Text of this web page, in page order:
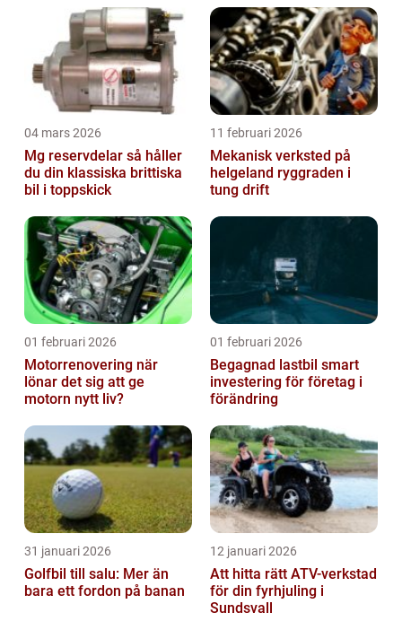
04 mars 2026
Mg reservdelar så håller
du din klassiska brittiska
bil i toppskick
11 februari 2026
Mekanisk verksted på
helgeland ryggraden i
tung drift
01 februari 2026
Motorrenovering när
lönar det sig att ge
motorn nytt liv?
01 februari 2026
Begagnad lastbil smart
investering för företag i
förändring
31 januari 2026
Golfbil till salu: Mer än
bara ett fordon på banan
12 januari 2026
Att hitta rätt ATV-verkstad
för din fyrhjuling i
Sundsvall